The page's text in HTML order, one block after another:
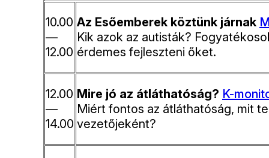
10.00
—
12.00
Az Esőemberek köztünk járnak
Kik azok az autisták?
érdemes fejleszteni őket.
12.00
—
14.00
Mire jó az átláthatóság? K-
Miért fontos az átláthatóság, mit
vezetőjeként?